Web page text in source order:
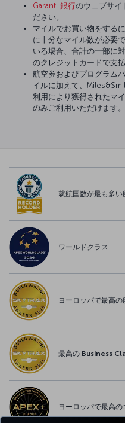
Garanti 銀行のウェブサイ
ださい。
マイルでお買い物をする
に十分なマイル数が必要
いる場合、合計の一部に
のクレジットカードで支
航空券およびプログラム
イルに加えて、
利用により獲得されたマ
のみご利用いただけます。
就航国数が最も多い
ワールドクラス
ヨーロッパで最高の
最高の Business
ヨーロッパで最高の